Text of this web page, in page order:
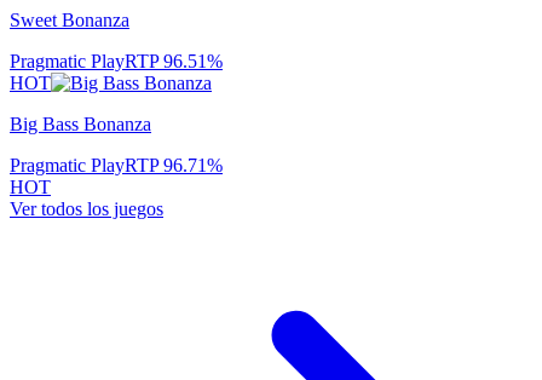
Sweet Bonanza
Pragmatic PlayRTP96.51%
HOT
Big Bass Bonanza
Pragmatic PlayRTP96.71%
HOT
Ver todos los juegos